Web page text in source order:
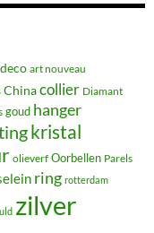
art nouveau
Chinacollier Diamant
goud hanger
kristal
olieverf Oorbellen Parels
ring rotterdam
zilver